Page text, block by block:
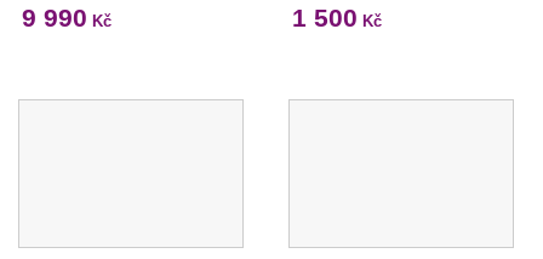
9 990 Kč 1 500 Kč